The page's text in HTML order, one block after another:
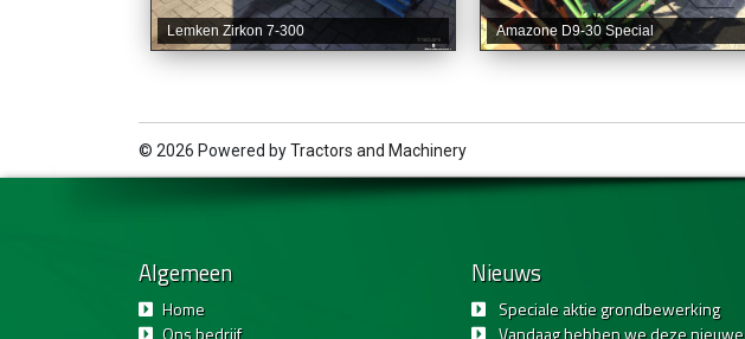
Lemken Zirkon 7-300 Amazone D9-30 Special
© 2026 Powered byTractors and Machinery
Algemeen
Home
Ons bedrijf
Nieuws
Speciale aktie grondbewerking
Vandaag hebben we deze nieuwe